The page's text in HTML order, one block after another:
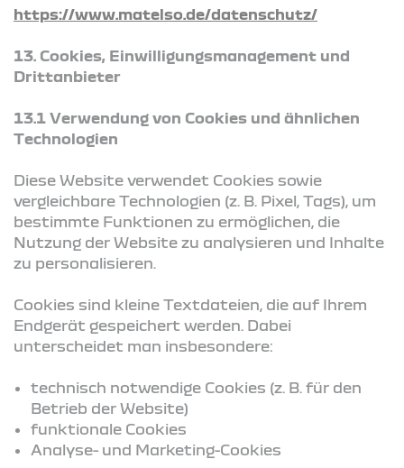
https://www.matelso.de/datenschutz/
13. Cookies, Einwilligungsmanagement und
Drittanbieter
13.1 Verwendung von Cookies und ähnlichen
Technologien
Diese Website verwendet Cookies sowie
vergleichbare Technologien (z. B. Pixel, Tags), um
bestimmte Funktionen zu ermöglichen, die
Nutzung der Website zu analysieren und Inhalte
zu personalisieren.
Cookies sind kleine Textdateien, die auf Ihrem
Endgerät gespeichert werden. Dabei
unterscheidet man insbesondere:
technisch notwendige Cookies (z. B. für den
Betrieb der Website)
funktionale Cookies
Analyse- und Marketing-Cookies